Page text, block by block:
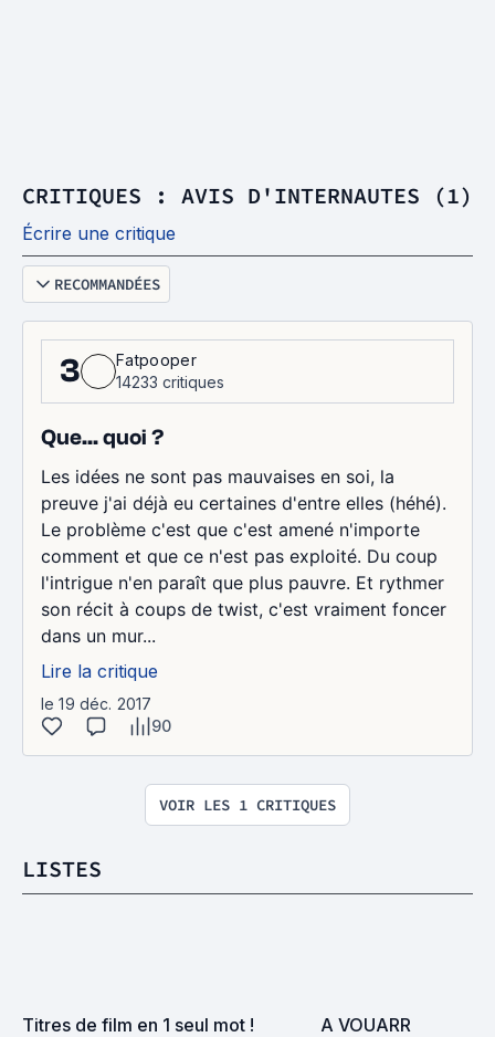
CRITIQUES : AVIS D'INTERNAUTES (1)
Écrire une critique
RECOMMANDÉES
3
Fatpooper
14233 critiques
Que... quoi ?
Les idées ne sont pas mauvaises en soi, la
preuve j'ai déjà eu certaines d'entre elles (héhé).
Le problème c'est que c'est amené n'importe
comment et que ce n'est pas exploité. Du coup
l'intrigue n'en paraît que plus pauvre. Et rythmer
son récit à coups de twist, c'est vraiment foncer
dans un mur...
Lire la critique
le 19 déc. 2017
90
VOIR LES 1 CRITIQUES
LISTES
Titres de film en 1 seul mot ! A VOUARR